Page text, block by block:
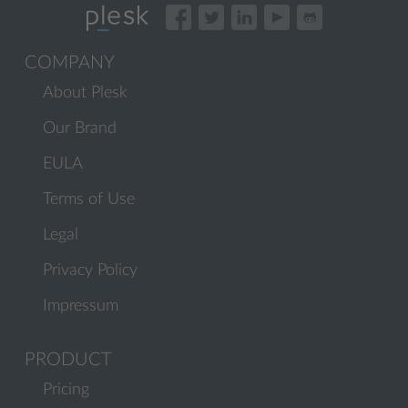
COMPANY
About Plesk
Our Brand
EULA
Terms of Use
Legal
Privacy Policy
Impressum
PRODUCT
Pricing